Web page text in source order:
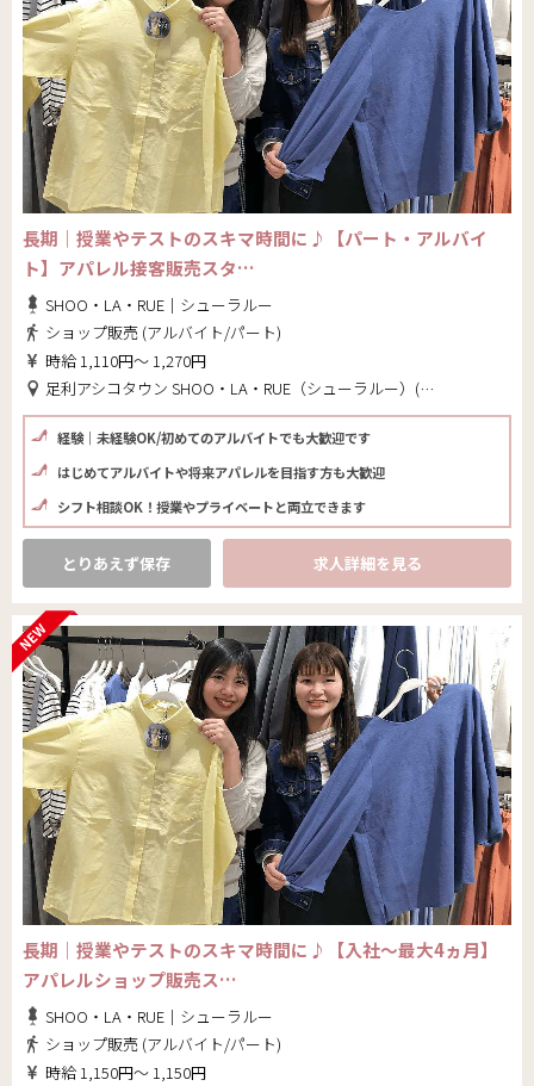
長期｜授業やテストのスキマ時間に♪【パート・アルバイ
ト】アパレル接客販売スタ…
SHOO・LA・RUE｜シューラルー
ショップ販売 (アルバイト/パート)
時給 1,110円～ 1,270円
足利アシコタウン SHOO・LA・RUE（シューラルー）(栃木県 足利市)
経験｜未経験OK/初めてのアルバイトでも大歓迎です
はじめてアルバイトや将来アパレルを目指す方も大歓迎
シフト相談OK！授業やプライベートと両立できます
とりあえず保存 求人詳細を見る
長期｜授業やテストのスキマ時間に♪【入社～最大4ヵ月】
アパレルショップ販売ス…
SHOO・LA・RUE｜シューラルー
ショップ販売 (アルバイト/パート)
時給 1,150円～ 1,150円